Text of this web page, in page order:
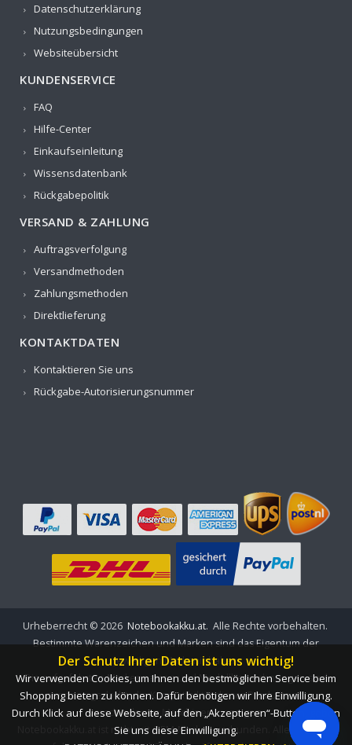
Datenschutzerklärung
Nutzungsbedingungen
Websiteübersicht
KUNDENSERVICE
FAQ
Hilfe-Center
Einkaufseinleitung
Wissensdatenbank
Rückgabepolitik
VERSAND & ZAHLUNG
Auftragsverfolgung
Versandmethoden
Zahlungsmethoden
Direktlieferung
KONTAKTDATEN
Kontaktieren Sie uns
Rückgabe-Autorisierungsnummer
Urheberrecht © 2026 Notebookakku.at. Alle Rechte vorbehalten.
Bestimmte Warenzeichen und Marken sind das Eigentum der
jeweiligen Markeninhaber.
Die aufgeführten Markennamen und Modellbezeichnungen sind
nur dazu gedacht, die Kompatibilität dieser Produkte mit
verschiedenen Maschinen zu zeigen.
Notebookakku.at ist nicht mit OEM-Marken verbunden. Alle Produkte
Der Schutz Ihrer Daten ist uns wichtig!
Wir verwenden Cookies, um Ihnen den bestmöglichen Service beim
Shopping bieten zu können. Dafür benötigen wir Ihre Einwilligung.
Durch Klick auf diese Webseite, auf den „Akzeptieren“-Button, geben
Sie uns diese Einwilligung.